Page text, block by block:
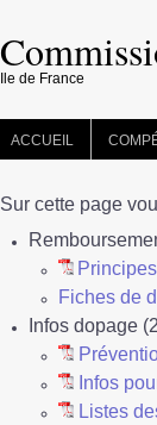
Ile de France
ACCUEIL
Sur cette page
Fiches de
Infos dopage
Infos
Listes